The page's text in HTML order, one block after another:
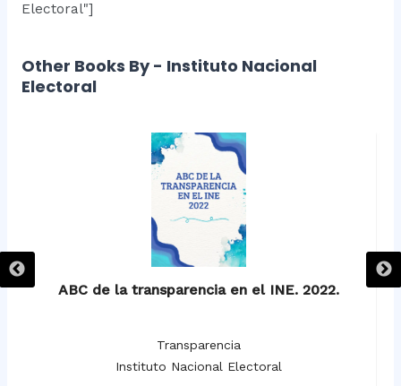
Electoral"]
Other Books By - Instituto Nacional
Electoral
ABC de la transparencia en el INE. 2022.
Transparencia
Instituto Nacional Electoral